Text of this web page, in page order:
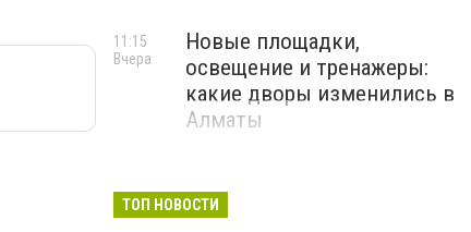
Новые площадки,
освещение и тренажеры:
какие дворы изменились в
Алматы
11:15
Вчера
ТОП НОВОСТИ